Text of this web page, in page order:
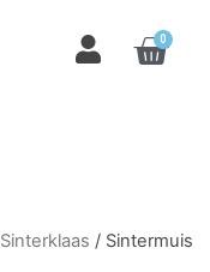
0
Sinterklaas / Sintermuis